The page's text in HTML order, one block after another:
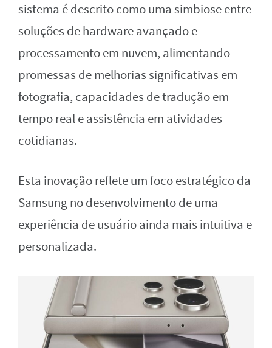
sistema é descrito como uma simbiose entre
soluções de hardware avançado e
processamento em nuvem, alimentando
promessas de melhorias significativas em
fotografia, capacidades de tradução em
tempo real e assistência em atividades
cotidianas.
Esta inovação reflete um foco estratégico da
Samsung no desenvolvimento de uma
experiência de usuário ainda mais intuitiva e
personalizada.